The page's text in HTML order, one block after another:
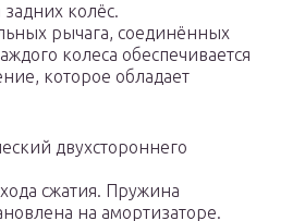
колёс.
рычага, соединённых
колеса обеспечивается
которое обладает
двухстороннего
сжатия. Пружина
на амортизаторе.